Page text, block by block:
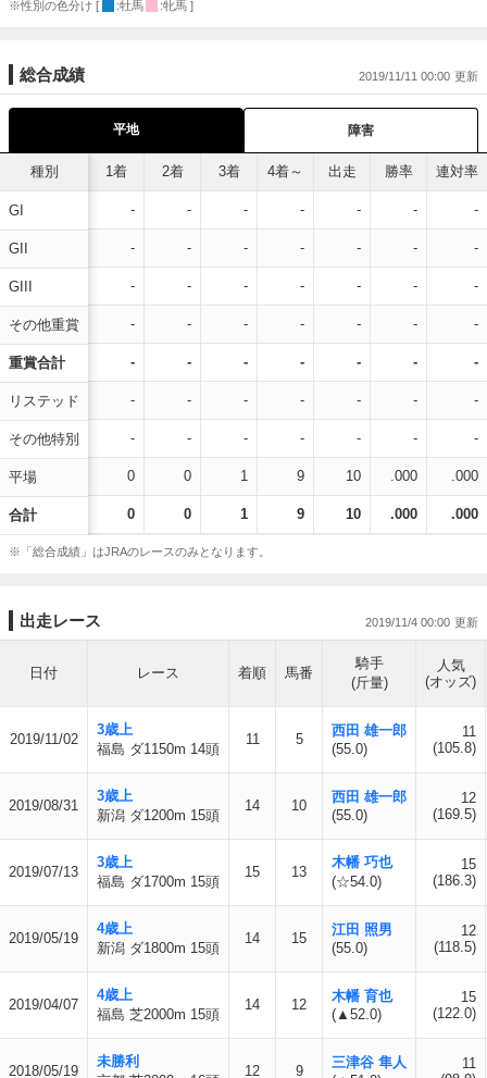
※性別の色分け [ :牡馬 :牝馬 ]
総合成績 2019/11/11 00:00
平地 障害
種別
GI
GII
GIII
その他重賞
重賞合計
リステッド
その他特別
平場
合計
1着 2着 3着 4着～ 出走 勝率 連対率
- - - - - - -
- - - - - - -
- - - - - - -
- - - - - - -
- - - - - - -
- - - - - - -
- - - - - - -
0 0 1 9 10 .000 .000
0 0 1 9 10 .000 .000
※「総合成績」はJRAのレースのみとなります。
出走レース 2019/11/4 00:00
日付 レース 着順 馬番
騎手
(斤量)
人気
(オッズ)
2019/11/02
3歳上
福島 ダ1150m 14頭
11 5
西田 雄一郎
(55.0)
11
(105.8)
2019/08/31
3歳上
新潟 ダ1200m 15頭
14 10
西田 雄一郎
(55.0)
12
(169.5)
2019/07/13
3歳上
福島 ダ1700m 15頭
15 13
木幡 巧也
(☆54.0)
15
(186.3)
2019/05/19
4歳上
新潟 ダ1800m 15頭
14 15
江田 照男
(55.0)
12
(118.5)
2019/04/07
4歳上
福島 芝2000m 15頭
14 12
木幡 育也
(▲52.0)
15
(122.0)
2018/05/19
未勝利
12 9
三津谷 隼人
11